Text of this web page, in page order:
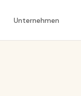
Unternehmen